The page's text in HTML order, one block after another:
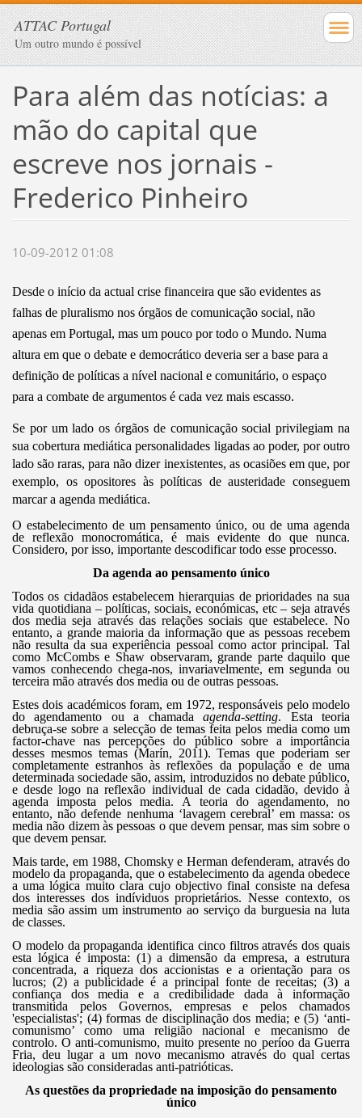
ATTAC Portugal
Um outro mundo é possível
Para além das notícias: a
mão do capital que
escreve nos jornais -
Frederico Pinheiro
10-09-2012 01:08
Desde o início da actual crise financeira que são evidentes as
falhas de pluralismo nos órgãos de comunicação social, não
apenas em Portugal, mas um pouco por todo o Mundo. Numa
altura em que o debate e democrático deveria ser a base para a
definição de políticas a nível nacional e comunitário, o espaço
para a combate de argumentos é cada vez mais escasso.
Se por um lado os órgãos de comunicação social privilegiam na
sua cobertura mediática personalidades ligadas ao poder, por outro
lado são raras, para não dizer inexistentes, as ocasiões em que, por
exemplo, os opositores às políticas de austeridade conseguem
marcar a agenda mediática.
O estabelecimento de um pensamento único, ou de uma agenda
de reflexão monocromática, é mais evidente do que nunca.
Considero, por isso, importante descodificar todo esse processo.
Da agenda ao pensamento único
Todos os cidadãos estabelecem hierarquias de prioridades na sua
vida quotidiana – políticas, sociais, económicas, etc – seja através
dos media seja através das relações sociais que estabelece. No
entanto, a grande maioria da informação que as pessoas recebem
não resulta da sua experiência pessoal como actor principal. Tal
como McCombs e Shaw observaram, grande parte daquilo que
vamos conhecendo chega-nos, invariavelmente, em segunda ou
terceira mão através dos media ou de outras pessoas.
Estes dois académicos foram, em 1972, responsáveis pelo modelo
do agendamento ou a chamadaagenda-setting. Esta teoria
debruça-se sobre a selecção de temas feita pelos media como um
factor-chave nas percepções do público sobre a importância
desses mesmos temas (Marín, 2011). Temas que poderiam ser
completamente estranhos às reflexões da população e de uma
determinada sociedade são, assim, introduzidos no debate público,
e desde logo na reflexão individual de cada cidadão, devido à
agenda imposta pelos media. A teoria do agendamento, no
entanto, não defende nenhuma ‘lavagem cerebral’ em massa: os
media não dizem às pessoas o que devem pensar, mas sim sobre o
que devem pensar.
Mais tarde, em 1988, Chomsky e Herman defenderam, através do
modelo da propaganda, que o estabelecimento da agenda obedece
a uma lógica muito clara cujo objectivo final consiste na defesa
dos interesses dos indíviduos proprietários. Nesse contexto, os
media são assim um instrumento ao serviço da burguesia na luta
de classes.
O modelo da propaganda identifica cinco filtros através dos quais
esta lógica é imposta: (1) a dimensão da empresa, a estrutura
concentrada, a riqueza dos accionistas e a orientação para os
lucros; (2) a publicidade é a principal fonte de receitas; (3) a
confiança dos media e a credibilidade dada à informação
transmitida pelos Governos, empresas e pelos chamados
'especialistas'; (4) formas de disciplinação dos media; e (5) ‘anti-
comunismo’ como uma religião nacional e mecanismo de
controlo. O anti-comunismo, muito presente no períoo da Guerra
Fria, deu lugar a um novo mecanismo através do qual certas
ideologias são consideradas anti-patrióticas.
As questões da propriedade na imposição do pensamento
único